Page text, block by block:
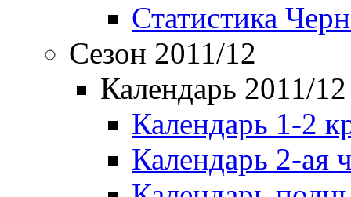
Статистика
Сезон 2011/12
Календарь 2011/12
Календарь 1-2
Календарь 2-ая